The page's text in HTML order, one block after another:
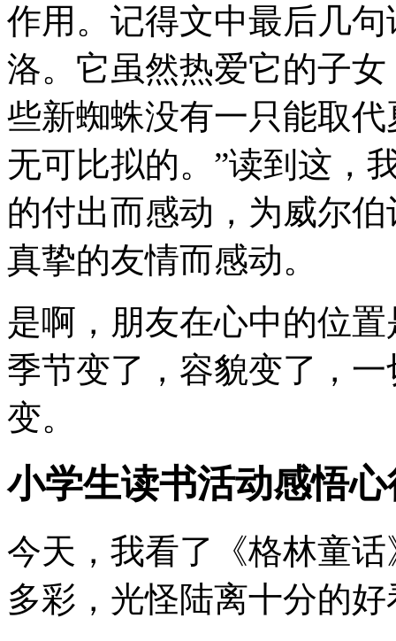
作用。记得文中最后几
洛。它虽然热爱它的子
些新蜘蛛没有一只能取
无可比拟的。”读到这，
的付出而感动，为威尔
真挚的友情而感动。
是啊，朋友在心中的位
季节变了，容貌变了，
变。
小学生读书活动感悟心
今天，我看了《格林童
多彩，光怪陆离十分的好